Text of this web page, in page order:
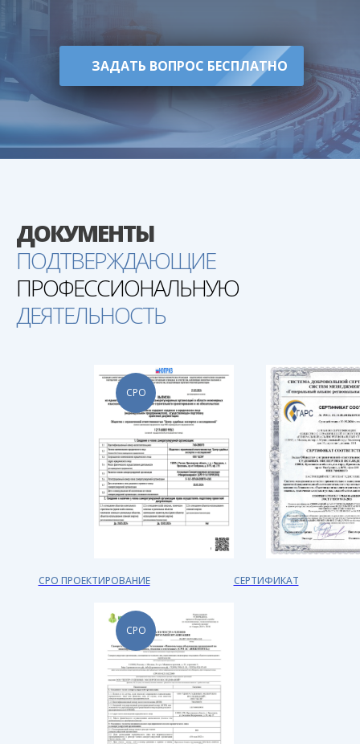
ЗАДАТЬ ВОПРОС БЕСПЛАТНО
ДОКУМЕНТЫ
ПОДТВЕРЖДАЮЩИЕ
ПРОФЕССИОНАЛЬНУЮ
ДЕЯТЕЛЬНОСТЬ
СРО
СРО ПРОЕКТИРОВАНИЕ СЕРТИФИКАТ
СРО